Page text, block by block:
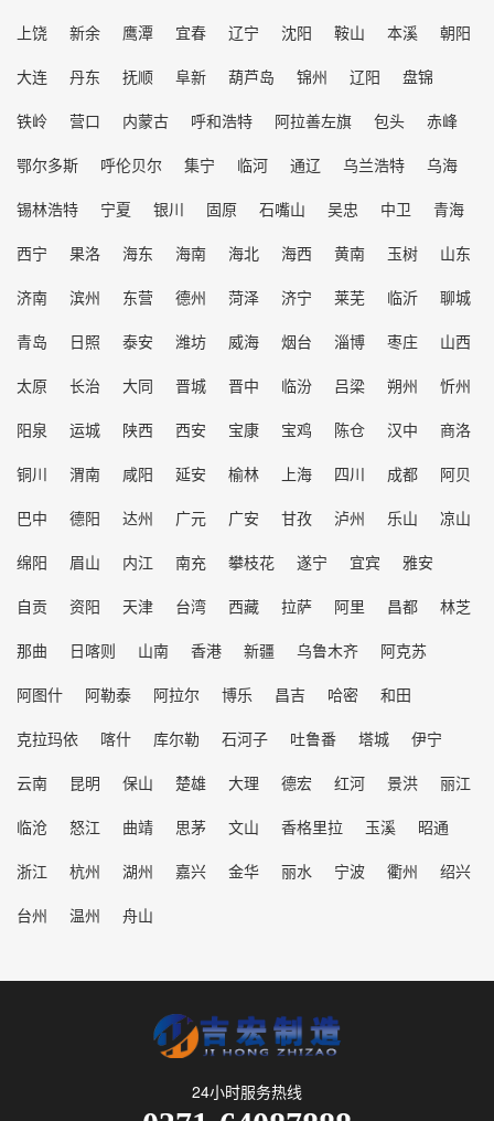
上饶
新余 鹰潭 宜春 辽宁 沈阳 鞍山 本溪
朝阳
大连
丹东 抚顺 阜新 葫芦岛 锦州 辽阳
盘锦
铁岭
营口 内蒙古 呼和浩特 阿拉善左旗 包头
赤峰
鄂尔多斯
呼伦贝尔 集宁 临河 通辽 乌兰浩特
乌海
锡林浩特
宁夏 银川 固原 石嘴山 吴忠 中卫
青海
西宁
果洛 海东 海南 海北 海西 黄南 玉树
山东
济南
滨州 东营 德州 菏泽 济宁 莱芜 临沂
聊城
青岛
日照 泰安 潍坊 威海 烟台 淄博 枣庄
山西
太原
长治 大同 晋城 晋中 临汾 吕梁 朔州
忻州
阳泉
运城 陕西 西安 宝康 宝鸡 陈仓 汉中
商洛
铜川
渭南 咸阳 延安 榆林 上海 四川 成都
阿贝
巴中
德阳 达州 广元 广安 甘孜 泸州 乐山
凉山
绵阳
眉山 内江 南充 攀枝花 遂宁 宜宾
雅安
自贡
资阳 天津 台湾 西藏 拉萨 阿里 昌都
林芝
那曲
日喀则 山南 香港 新疆 乌鲁木齐
阿克苏
阿图什
阿勒泰 阿拉尔 博乐 昌吉 哈密
和田
克拉玛依
喀什 库尔勒 石河子 吐鲁番 塔城
伊宁
云南
昆明 保山 楚雄 大理 德宏 红河 景洪
丽江
临沧
怒江 曲靖 思茅 文山 香格里拉 玉溪
昭通
浙江
杭州 湖州 嘉兴 金华 丽水 宁波 衢州
绍兴
台州
温州 舟山
24小时服务热线